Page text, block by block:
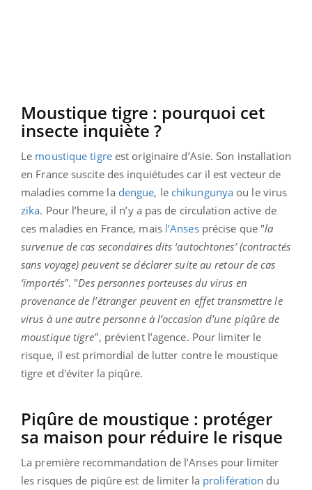
Moustique tigre : pourquoi cet
insecte inquiète ?
Le moustique tigreest originaire d’Asie. Son installation
en France suscite des inquiétudes car il est vecteur de
maladies comme la dengue, le chikungunya ou le virus
zika. Pour l’heure, il n’y a pas de circulation active de
ces maladies en France, mais l’Ansesprécise que "la
survenue de cas secondaires dits ‘autochtones’ (contractés
sans voyage) peuvent se déclarer suite au retour de cas
‘importés". "Des personnes porteuses du virus en
provenance de l’étranger peuvent en effet transmettre le
virus à une autre personne à l’occasion d’une piqûre de
moustique tigre", prévient l’agence. Pour limiter le
risque, il est primordial de lutter contre le moustique
tigre et d'éviter la piqûre.
Piqûre de moustique : protéger
sa maison pour réduire le risque
La première recommandation de l’Anses pour limiter
les risques de piqûre est de limiter la prolifération du